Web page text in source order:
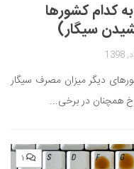
کدام کشورها
دیگر میزان مصرف سیگار
همچنان در برخی...
۱